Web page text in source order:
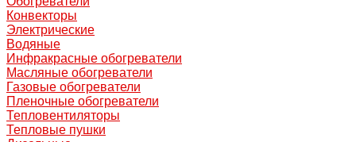
Конвекторы
Электрические
Водяные
Инфракрасные обогреватели
Масляные обогреватели
Газовые обогреватели
Пленочные обогреватели
Тепловентиляторы
Тепловые пушки